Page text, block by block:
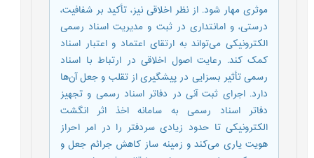
موثری مهار شود. از نظر اخلاقی نیز، تأکید بر شفافیت،
درستی، و امانتداری در ثبت و مدیریت اسناد رسمی
الکترونیکی می‌تواند به ارتقای اعتماد و اعتبار اسناد
کمک کند. رعایت اصول اخلاقی در ارتباط با اسناد
رسمی تأثیر بسزایی در پیشگیری از تقلب و جعل آن‌ها
دارد. اجرای ثبت آنی در دفاتر اسناد رسمی و تجهیز
دفاتر اسناد رسمی به سامانه اخذ اثر انگشت
الکترونیکی تا حدود زیادی سردفتر را در امر احراز
هویت یاری می‌کند و زمینه ساز کاهش جرائم جعل و